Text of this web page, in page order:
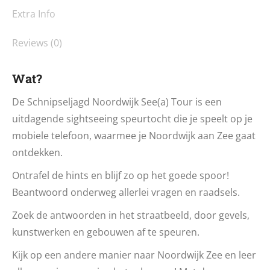
Extra Info
Reviews (0)
Wat?
De Schnipseljagd Noordwijk See(a) Tour is een
uitdagende sightseeing speurtocht die je speelt op je
mobiele telefoon, waarmee je Noordwijk aan Zee gaat
ontdekken.
Ontrafel de hints en blijf zo op het goede spoor!
Beantwoord onderweg allerlei vragen en raadsels.
Zoek de antwoorden in het straatbeeld, door gevels,
kunstwerken en gebouwen af te speuren.
Kijk op een andere manier naar Noordwijk Zee en leer